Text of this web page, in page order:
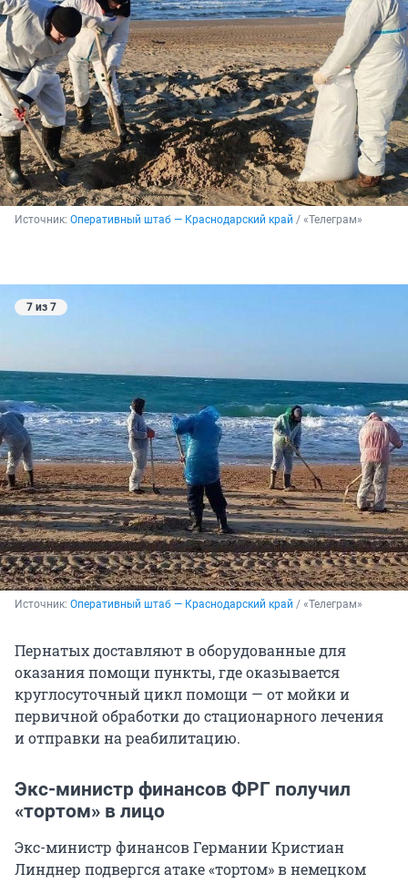
Источник: Оперативный штаб — Краснодарский край / «Телеграм»
7 из 7
Источник: Оперативный штаб — Краснодарский край / «Телеграм»
Пернатых доставляют в оборудованные для
оказания помощи пункты, где оказывается
круглосуточный цикл помощи — от мойки и
первичной обработки до стационарного лечения
и отправки на реабилитацию.
Экс-министр финансов ФРГ получил
«тортом» в лицо
Экс-министр финансов Германии Кристиан
Линднер подвергся атаке «тортом» в немецком